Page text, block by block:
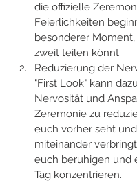
die offizielle
Feierlichkeiten
besonderer
zweit teilen könnt.
Reduzierung der
"First Look" kann
Nervosität und
Zeremonie zu
euch vorher seht
miteinander
euch beruhigen und
Tag konzentrieren.